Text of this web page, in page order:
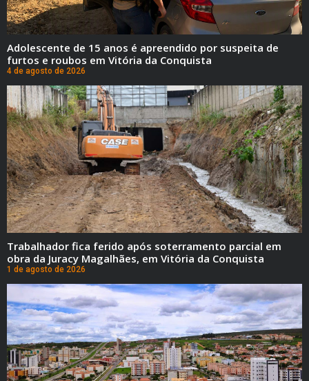
Adolescente de 15 anos é apreendido por suspeita de
furtos e roubos em Vitória da Conquista
4 de agosto de 2026
Trabalhador fica ferido após soterramento parcial em
obra da Juracy Magalhães, em Vitória da Conquista
1 de agosto de 2026